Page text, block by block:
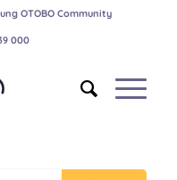
OTOBO Community
000